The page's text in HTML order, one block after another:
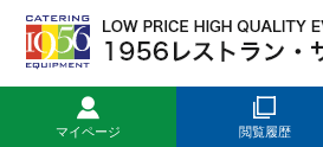
マイページ 閲覧履歴